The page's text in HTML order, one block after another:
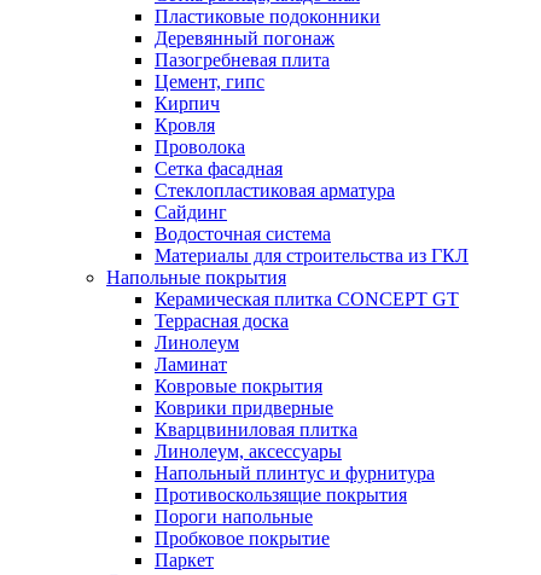
Пластиковые подоконники
Деревянный погонаж
Пазогребневая плита
Цемент, гипс
Кирпич
Кровля
Проволока
Сетка фасадная
Стеклопластиковая арматура
Сайдинг
Водосточная система
Материалы для строительства из ГКЛ
Напольные покрытия
Керамическая плитка CONCEPT GT
Террасная доска
Линолеум
Ламинат
Ковровые покрытия
Коврики придверные
Кварцвиниловая плитка
Линолеум, аксессуары
Напольный плинтус и фурнитура
Противоскользящие покрытия
Пороги напольные
Пробковое покрытие
Паркет